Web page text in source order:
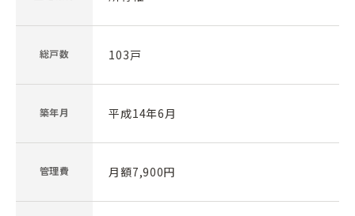
総戸数 103戸
築年月 平成14年6月
管理費 月額7,900円